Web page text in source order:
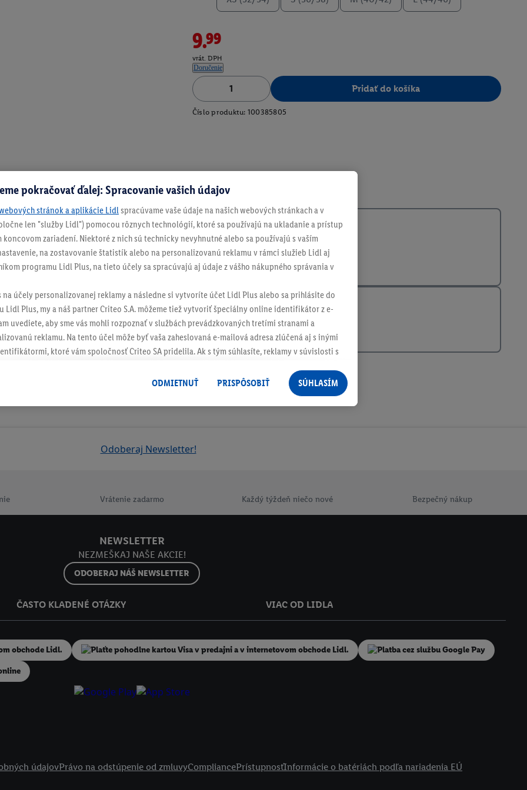
9.99
vrát. DPH
Doručenie
Pridať do košíka
Číslo produktu: 100385805
Odoberaj Newsletter!
Vrátenie zadarmo Každý týždeň niečo nové Bezpečný nákup
NEWSLETTER
NEZMEŠKAJ NAŠE AKCIE!
ODOBERAJ NÁŠ NEWSLETTER
ČASTO KLADENÉ OTÁZKY VIAC OD LIDLA
údajovPrávo na odstúpenie od zmluvyCompliancePrístupnosťInformácie o batériách podľa nariadenia EÚ
pokračovať ďalej: Spracovanie vašich údajov
stránok a aplikácie Lidl spracúvame vaše údaje na našich webových stránkach a v
len "služby Lidl") pomocou rôznych technológií, ktoré sa používajú na ukladanie a prístup
zariadení. Niektoré z nich sú technicky nevyhnutné alebo sa používajú s vaším
na zostavovanie štatistík alebo na personalizovanú reklamu v rámci služieb Lidl aj
programu Lidl Plus, na tieto účely sa spracúvajú aj údaje z vášho nákupného správania v
účely personalizovanej reklamy a následne si vytvoríte účet Lidl Plus alebo sa prihlásite do
Lidl Plus, my a náš partner Criteo S.A. môžeme tiež vytvoriť špeciálny online identifikátor z e-
uvediete, aby sme vás mohli rozpoznať v službách prevádzkovaných tretími stranami a
reklamu. Na tento účel môže byť vaša zaheslovaná e-mailová adresa zlúčená aj s inými
ktoré vám spoločnosť Criteo SA pridelila. Ak s tým súhlasíte, reklamy v súvislosti s
nie jeho zakúpením), sa môžu zobrazovať aj na rôznych zariadeniach a v rôznych službách
možno priradiť niekoľko koncových zariadení alebo používanie viacerých služieb spoločnosti
e-mailovej adresy a prípadne ďalších identifikátorov/identifikátorov, ktoré má
ODMIETNUŤ PRISPÔSOBIŤ SÚHLASÍM